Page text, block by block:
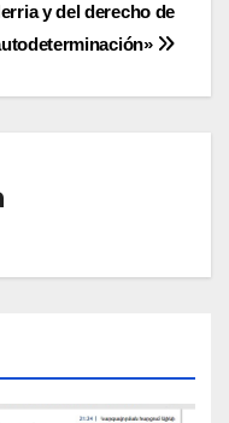
y del derecho de